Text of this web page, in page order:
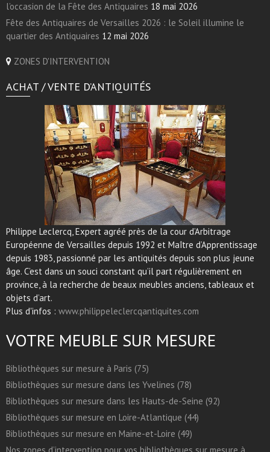
l’occasion de la Fête des Antiquaires 18 mai 2026
Fête des Antiquaires de Versailles 2026 : le Soleil illumine le
quartier des Antiquaires 12 mai 2026
ZONES D'INTERVENTION
ACHAT / VENTE D’ANTIQUITÉS
Philippe Leclercq, Expert agréé près de la cour d’Arbitrage
Européenne de Versailles depuis 1992 et Maître d’Apprentissage
depuis 1983, passionné par les antiquités depuis son plus jeune
âge. C’est dans un souci constant qu’il part régulièrement en
province, à la recherche de beaux meubles anciens, tableaux et
objets d’art.
Plus d'infos : www.philippeleclercqantiquites.com
VOTRE MEUBLE SUR MESURE
Bibliothèques sur mesure à Paris (75)
Bibliothèques sur mesure dans les Yvelines (78)
Bibliothèques sur mesure dans les Hauts-de-Seine (92)
Bibliothèques sur mesure en Loire-Atlantique (44)
Bibliothèques sur mesure en Maine-et-Loire (49)